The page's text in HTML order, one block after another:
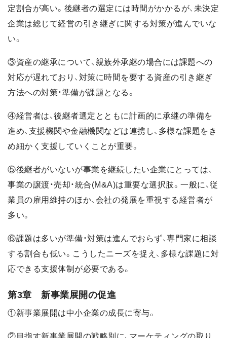
定割合が高い。後継者の選定には時間がかかるが、未決定
企業は総じて経営の引き継ぎに関する対策が進んでいな
い。
③資産の継承について、親族外承継の場合には課題への
対応が遅れており、対策に時間を要する資産の引き継ぎ
方法への対策・準備が課題となる。
④経営者は、後継者選定とともに計画的に承継の準備を
進め、支援機関や金融機関などは連携し、多様な課題をき
め細かく支援していくことが重要。
⑤後継者がいないが事業を継続したい企業にとっては、
事業の譲渡・売却・統合(M&A)は重要な選択肢。一般に、従
業員の雇用維持のほか、会社の発展を重視する経営者が
多い。
⑥課題は多いが準備・対策は進んでおらず、専門家に相談
する割合も低い。こうしたニーズを捉え、多様な課題に対
応できる支援体制が必要である。
第3章 新事業展開の促進
①新事業展開は中小企業の成長に寄与。
②目指す新事業展開の戦略別に、マーケティングの取り